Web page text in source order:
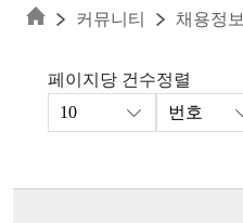
커뮤니티 채용정보
페이지당 건수정렬